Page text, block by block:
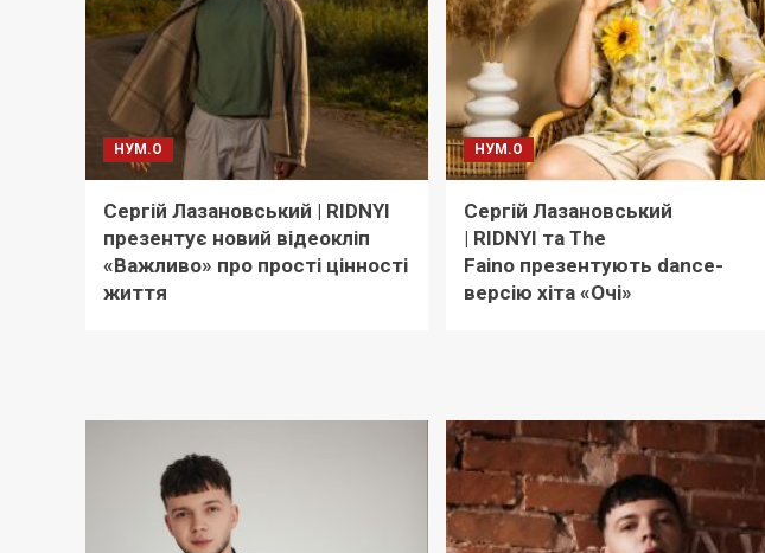
НУМ.О
Сергій Лазановський | RIDNYI
презентує новий відеокліп
«Важливо» про прості цінності
життя
НУМ.О
Сергій Лазановський
| RIDNYI та The
Faino презентують dance-
версію хіта «Очі»